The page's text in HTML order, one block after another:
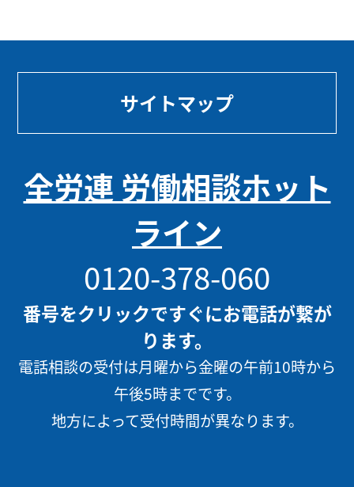
サイトマップ
全労連 労働相談ホット
ライン
0120-378-060
番号をクリックですぐにお電話が繋が
ります。
電話相談の受付は月曜から金曜の午前10時から
午後5時までです。
地方によって受付時間が異なります。